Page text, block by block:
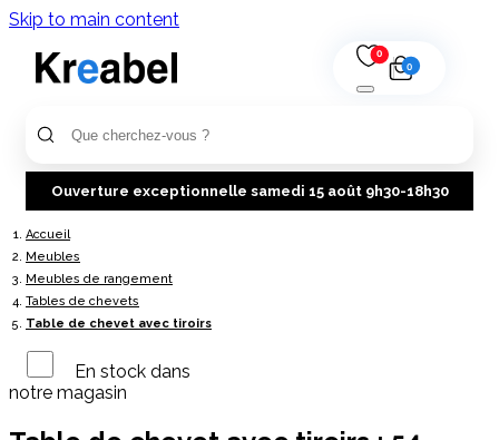
Skip to main content
0
0
Ouverture exceptionnelle samedi 15 août 9h30-18h30
Accueil
Meubles
Meubles de rangement
Tables de chevets
Table de chevet avec tiroirs
En stock dans
notre magasin